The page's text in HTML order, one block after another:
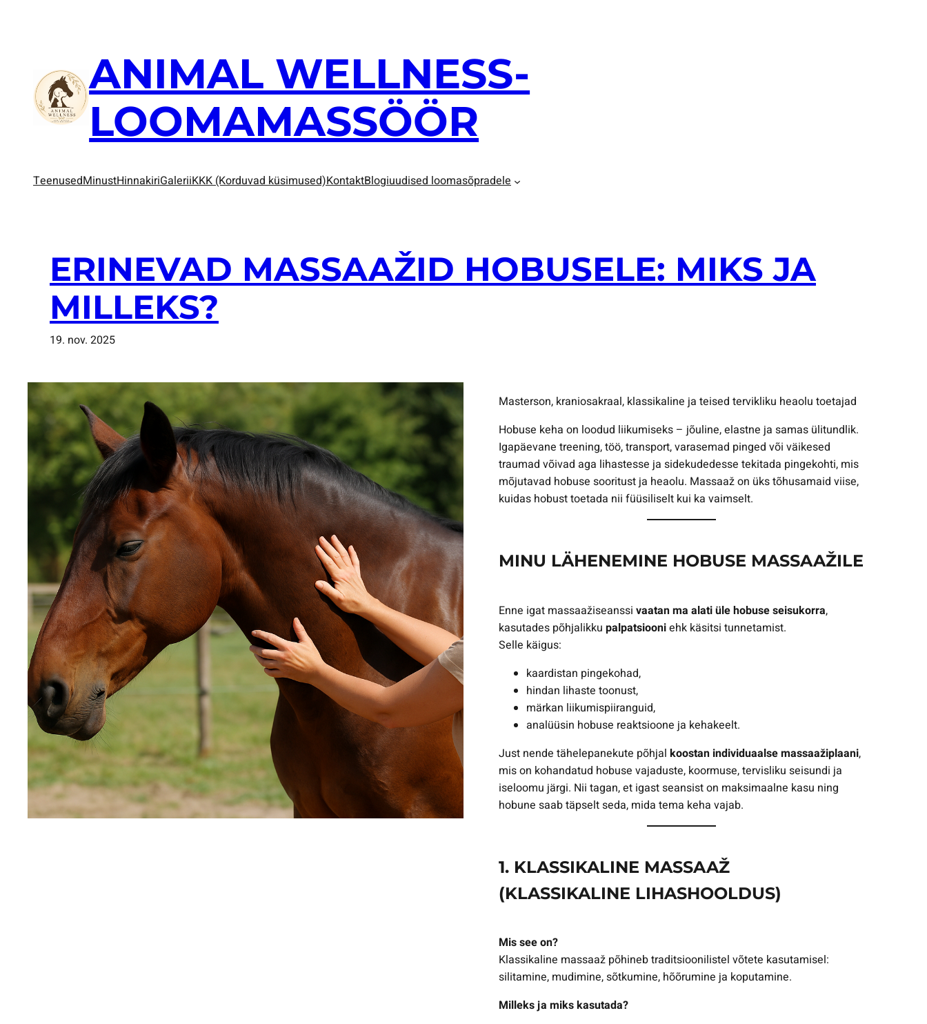
ANIMAL WELLNESS-
LOOMAMASSÖÖR
TeenusedMinustHinnakiriGaleriiKKK (Korduvad küsimused)KontaktBlogiuudised loomasõpradele
ERINEVAD MASSAAŽID HOBUSELE: MIKS JA
MILLEKS?
19. nov. 2025
Masterson, kraniosakraal, klassikaline ja teised tervikliku heaolu toetajad
Hobuse keha on loodud liikumiseks – jõuline, elastne ja samas ülitundlik.
Igapäevane treening, töö, transport, varasemad pinged või väikesed
traumad võivad aga lihastesse ja sidekudedesse tekitada pingekohti, mis
mõjutavad hobuse sooritust ja heaolu. Massaaž on üks tõhusamaid viise,
kuidas hobust toetada nii füüsiliselt kui ka vaimselt.
MINU LÄHENEMINE HOBUSE MASSAAŽILE
Enne igat massaažiseanssi vaatan ma alati üle hobuse seisukorra,
kasutades põhjalikku palpatsiooniehk käsitsi tunnetamist.
Selle käigus:
kaardistan pingekohad,
hindan lihaste toonust,
märkan liikumispiiranguid,
analüüsin hobuse reaktsioone ja kehakeelt.
Just nende tähelepanekute põhjal koostan individuaalse massaažiplaani,
mis on kohandatud hobuse vajaduste, koormuse, tervisliku seisundi ja
iseloomu järgi. Nii tagan, et igast seansist on maksimaalne kasu ning
hobune saab täpselt seda, mida tema keha vajab.
1. KLASSIKALINE MASSAAŽ
(KLASSIKALINE LIHASHOOLDUS)
Mis see on?
Klassikaline massaaž põhineb traditsioonilistel võtete kasutamisel:
silitamine, mudimine, sõtkumine, hõõrumine ja koputamine.
Milleks ja miks kasutada?